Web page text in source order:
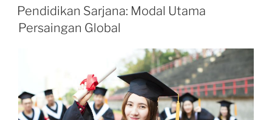
ON
Pendidikan Sarjana: Modal Utama
Persaingan Global